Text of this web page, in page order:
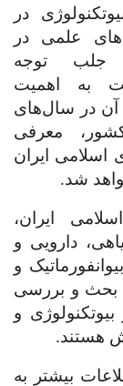
در
علمی در
جلب توجه
به اهمیت
آن در سال‌های
معرفی
اسلامی ایران
شد.
ایران،
دارویی و
و
بحث و بررسی
و
هستند.
بیشتر به